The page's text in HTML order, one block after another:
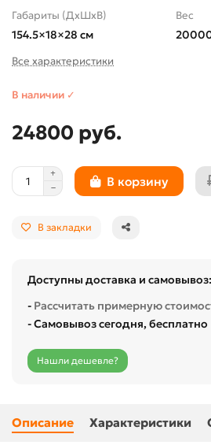
Габариты (ДхШхВ)
154.5×18×28 см
Вес
Все характеристики
В наличии ✓
24800 руб.
В корзину
В закладки
Доступны доставка и самовывоз:
- Рассчитать примерную
- Самовывоз сегодня, бесплатно
Нашли дешевле?
Описание Характеристики